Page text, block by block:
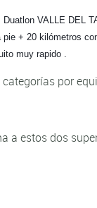
I Duatlon VALLE DEL
+ 20 kilómetros
muy rapido .
categorías por
a estos dos